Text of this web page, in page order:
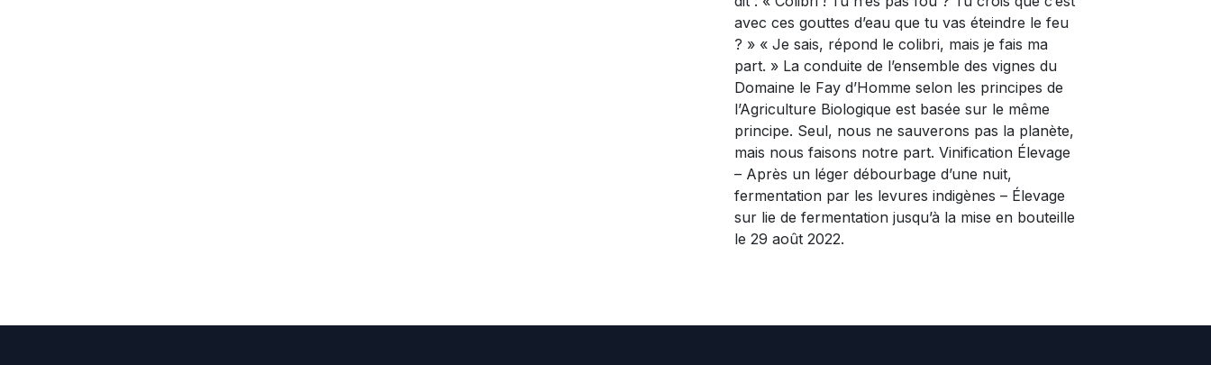
avec ces gouttes d’eau que tu vas éteindre le feu
? » « Je sais, répond le colibri, mais je fais ma
part. » La conduite de l’ensemble des vignes du
Domaine le Fay d’Homme selon les principes de
l’Agriculture Biologique est basée sur le même
principe. Seul, nous ne sauverons pas la planète,
mais nous faisons notre part. Vinification Élevage
– Après un léger débourbage d’une nuit,
fermentation par les levures indigènes – Élevage
sur lie de fermentation jusqu’à la mise en bouteille
le 29 août 2022.